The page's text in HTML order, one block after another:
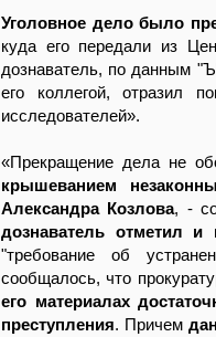
Уголовное дело было
куда его передали из
дознаватель, по данным
его коллегой, отразил
исследователей».
«Прекращение дела не
крышеванием
Александра Козлова, -
дознаватель отметил и
"требование об
сообщалось, что
его материалах
преступления. Причем